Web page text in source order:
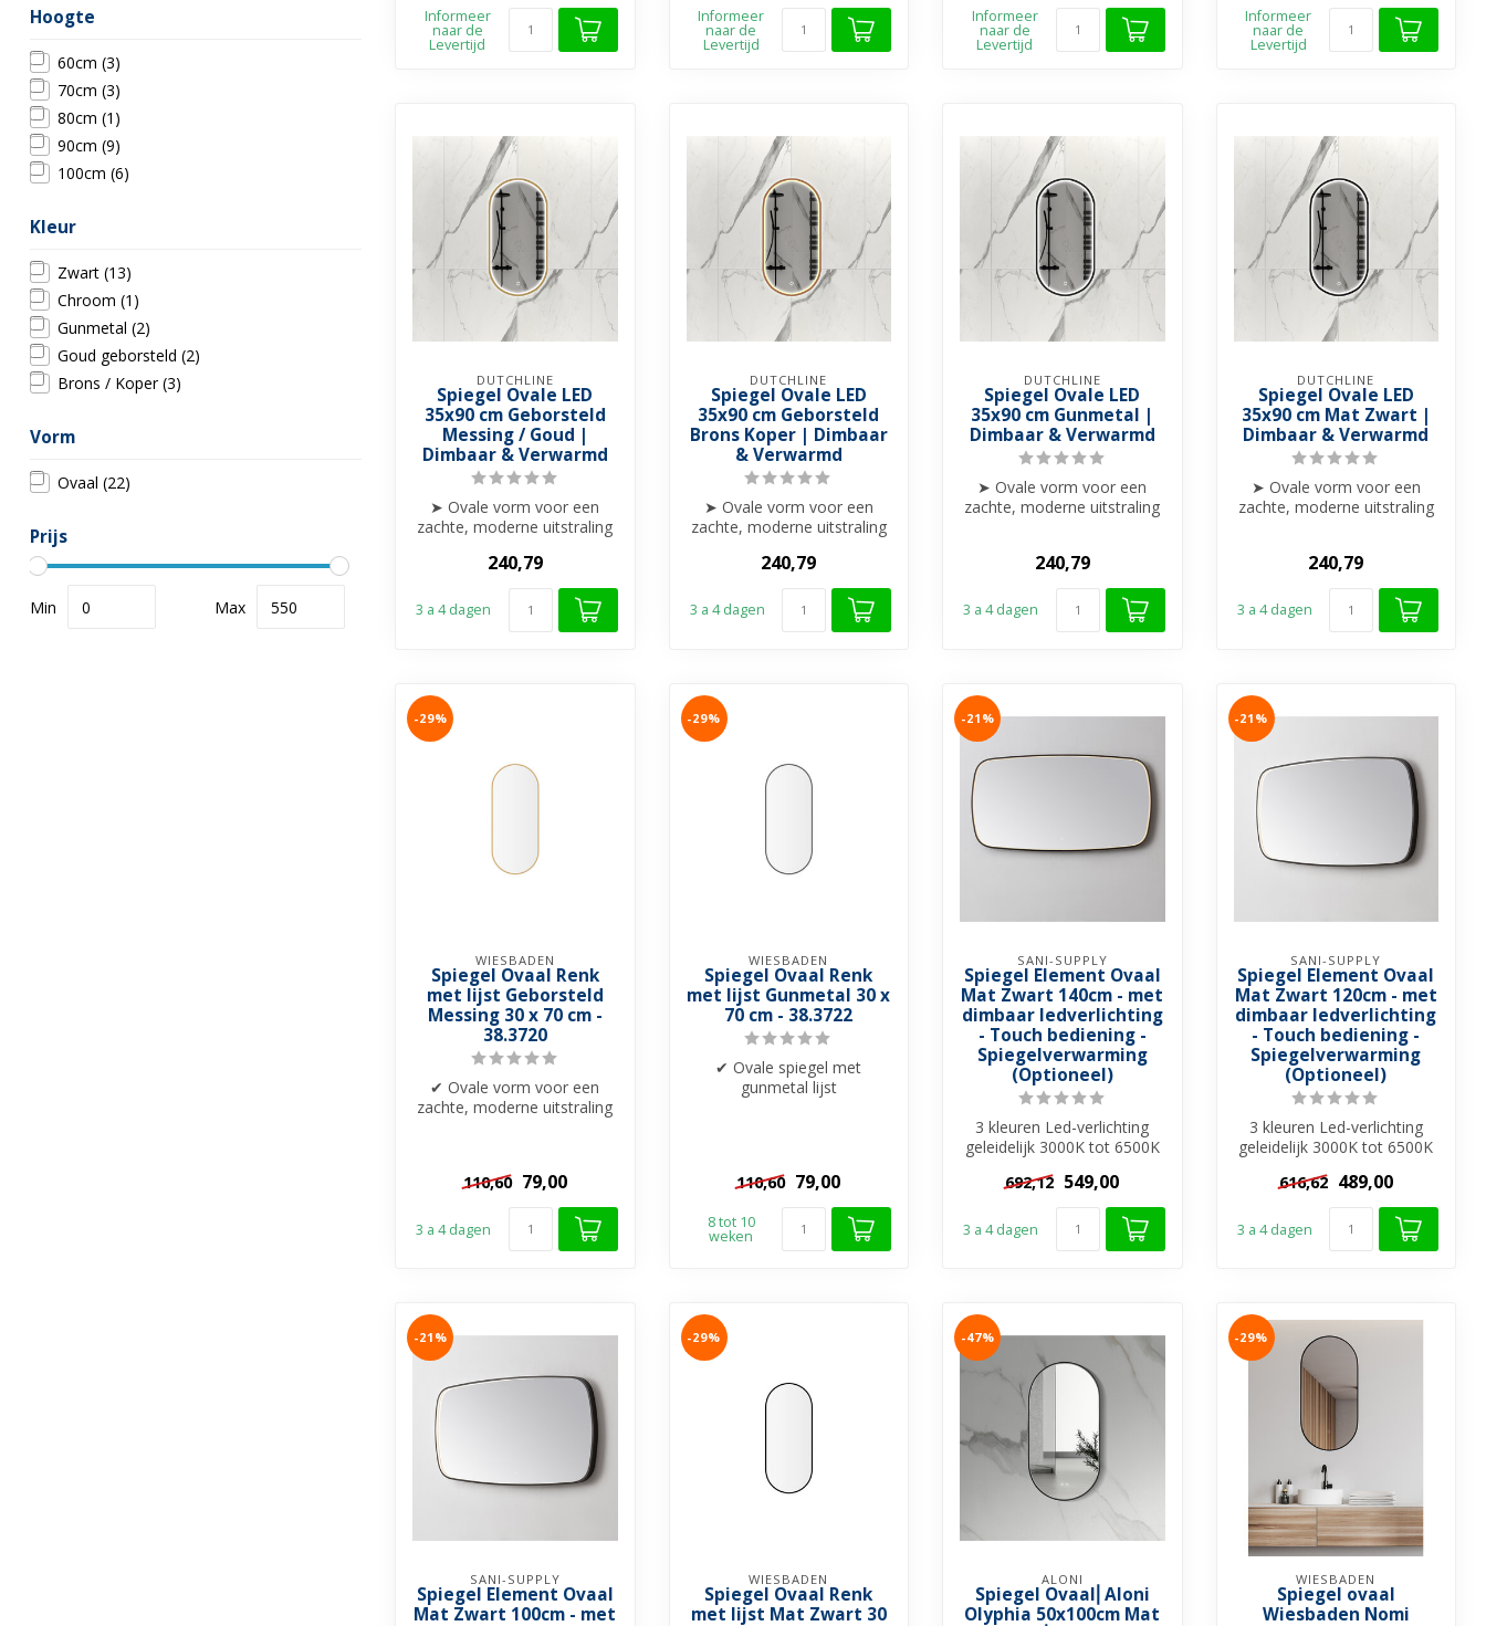
Hoogte
60cm (3)
70cm (3)
80cm (1)
90cm (9)
100cm (6)
Kleur
Zwart (13)
Chroom (1)
Gunmetal (2)
Goud geborsteld (2)
Brons / Koper(3)
Vorm
Ovaal (22)
Prijs
Min Max
Informeer
naar de
Levertijd
Informeer
naar de
Levertijd
Informeer
naar de
Levertijd
Informeer
naar de
Levertijd
DUTCHLINE
Spiegel Ovale LED
35x90 cm Geborsteld
Messing / Goud |
Dimbaar & Verwarmd
➤ Ovale vorm voor een
zachte, moderne uitstraling
kleine...
240,79
3 a 4 dagen
DUTCHLINE
Spiegel Ovale LED
35x90 cm Geborsteld
Brons Koper | Dimbaar
& Verwarmd
➤ Ovale vorm voor een
zachte, moderne uitstraling
kleine...
240,79
3 a 4 dagen
DUTCHLINE
Spiegel Ovale LED
35x90 cm Gunmetal |
Dimbaar & Verwarmd
➤ Ovale vorm voor een
zachte, moderne uitstraling
240,79
3 a 4 dagen
DUTCHLINE
Spiegel Ovale LED
35x90 cm Mat Zwart |
Dimbaar & Verwarmd
➤ Ovale vorm voor een
zachte, moderne uitstraling
240,79
3 a 4 dagen
-29%
WIESBADEN
Spiegel Ovaal Renk
met lijst Geborsteld
Messing 30 x 70 cm -
38.3720
✔ Ovale vorm voor een
zachte, moderne uitstraling
110,60 79,00
3 a 4 dagen
-29%
WIESBADEN
Spiegel Ovaal Renk
met lijst Gunmetal 30 x
70 cm - 38.3722
✔ Ovale spiegel met
gunmetal lijst
110,60 79,00
8 tot 10
weken
-21%
SANI-SUPPLY
Spiegel Element Ovaal
Mat Zwart 140cm - met
dimbaar ledverlichting
- Touch bediening -
Spiegelverwarming
(Optioneel)
3 kleuren Led-verlichting
geleidelijk 3000K tot 6500K
692,12 549,00
3 a 4 dagen
-21%
SANI-SUPPLY
Spiegel Element Ovaal
Mat Zwart 120cm - met
dimbaar ledverlichting
- Touch bediening -
Spiegelverwarming
(Optioneel)
3 kleuren Led-verlichting
geleidelijk 3000K tot 6500K
616,62 489,00
3 a 4 dagen
-21%
SANI-SUPPLY
Spiegel Element Ovaal
Mat Zwart 100cm - met
-29%
WIESBADEN
Spiegel Ovaal Renk
met lijst Mat Zwart 30
-47%
ALONI
Spiegel Ovaal⎢Aloni
Olyphia 50x100cm Mat
-29%
WIESBADEN
Spiegel ovaal
Wiesbaden Nomi